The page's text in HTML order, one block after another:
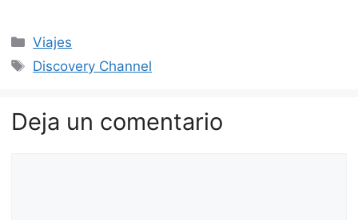
Categorías
Viajes
Etiquetas
Discovery Channel
Deja un comentario